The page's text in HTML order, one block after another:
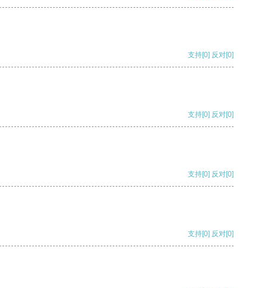
支持[0] 反对[0]
支持[0] 反对[0]
支持[0] 反对[0]
支持[0] 反对[0]